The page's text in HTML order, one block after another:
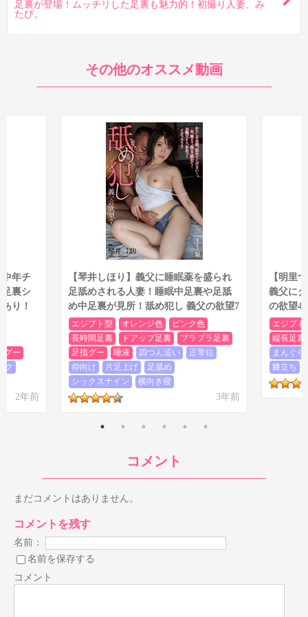
足裏が登場！ムッチリした足裏も魅力的！初撮り人妻、み
たび。
その他のオススメ動画
年チ
裏シ
り！
グー
ク
2年前
【琴井しほり】義父に睡眠薬を盛られ
足舐めされる人妻！睡眠中足裏や足舐
め中足裏が見所！舐め犯し 義父の欲望7
エジプト型 オレンジ色
ピンク色
長時間足裏
ドアップ足裏
プラプラ足裏
足指グー
唾液 四つん這い
正常位
仰向け
片足上げ
足舐め
シックスナイン
横向き寝
3年前
【明里
義父に
の欲望4
エジプト
縦長足裏
まんぐり
膝立ち
コメント
まだコメントはありません。
コメントを残す
名前：
名前を保存する
コメント